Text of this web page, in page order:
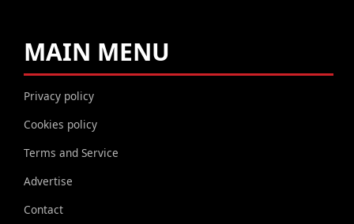
MAIN MENU
Privacy policy
Cookies policy
Terms and Service
Advertise
Contact